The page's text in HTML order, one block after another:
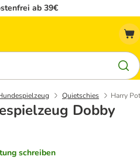
ab 39€
Quietschies Harry
Dobby
schreiben